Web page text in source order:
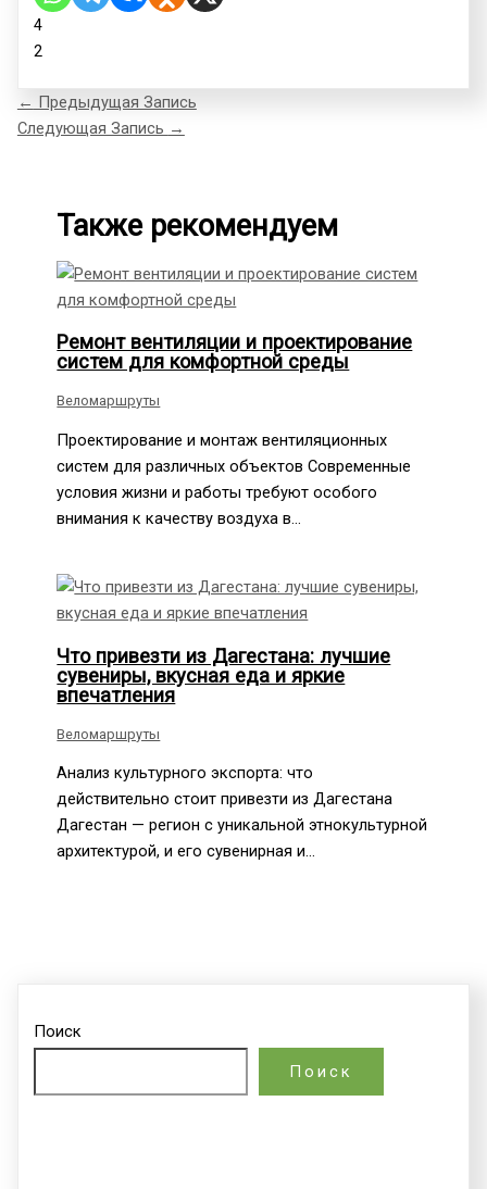
4
2
← Предыдущая Запись
Следующая Запись →
Также рекомендуем
Ремонт вентиляции и проектирование
систем для комфортной среды
Веломаршруты
Проектирование и монтаж вентиляционных
систем для различных объектов Современные
условия жизни и работы требуют особого
внимания к качеству воздуха в…
Что привезти из Дагестана: лучшие
сувениры, вкусная еда и яркие
впечатления
Веломаршруты
Анализ культурного экспорта: что
действительно стоит привезти из Дагестана
Дагестан — регион с уникальной этнокультурной
архитектурой, и его сувенирная и…
Поиск
Поиск